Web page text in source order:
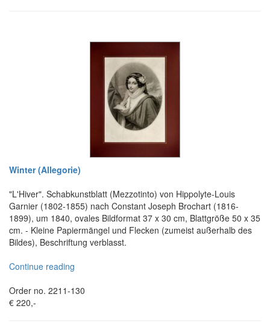
Winter (Allegorie)
"L'Hiver". Schabkunstblatt (Mezzotinto) von Hippolyte-Louis
Garnier (1802-1855) nach Constant Joseph Brochart (1816-
1899), um 1840, ovales Bildformat 37 x 30 cm, Blattgröße 50 x 35
cm. - Kleine Papiermängel und Flecken (zumeist außerhalb des
Bildes), Beschriftung verblasst.
Continue reading
Order no. 2211-130
€ 220,-